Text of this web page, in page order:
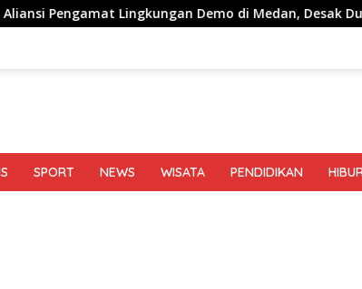
Lingkungan Demo di Medan, Desak Dugaan Peredaran
SPORT NEWS WISATA PENDIDIKAN